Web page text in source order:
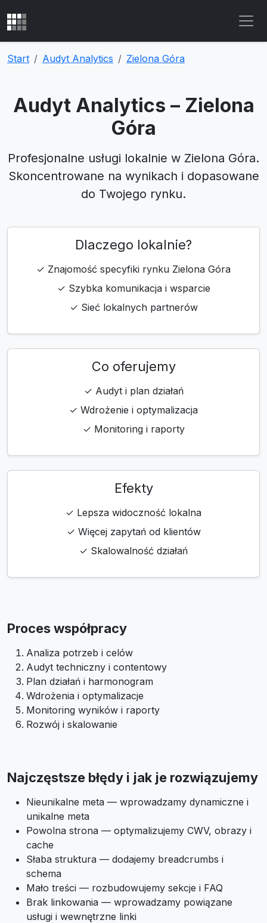
Start Audyt Analytics Zielona Góra
Audyt Analytics – Zielona
Góra
Profesjonalne usługi lokalnie w Zielona Góra.
Skoncentrowane na wynikach i dopasowane
do Twojego rynku.
Dlaczego lokalnie?
✓ Znajomość specyfiki rynku Zielona Góra
✓ Szybka komunikacja i wsparcie
✓ Sieć lokalnych partnerów
Co oferujemy
✓ Audyt i plan działań
✓ Wdrożenie i optymalizacja
✓ Monitoring i raporty
Efekty
✓ Lepsza widoczność lokalna
✓ Więcej zapytań od klientów
✓ Skalowalność działań
Proces współpracy
Analiza potrzeb i celów
Audyt techniczny i contentowy
Plan działań i harmonogram
Wdrożenia i optymalizacje
Monitoring wyników i raporty
Rozwój i skalowanie
Najczęstsze błędy i jak je rozwiązujemy
Nieunikalne meta — wprowadzamy dynamiczne i
unikalne meta
Powolna strona — optymalizujemy CWV, obrazy i
cache
Słaba struktura — dodajemy breadcrumbs i
schema
Mało treści — rozbudowujemy sekcje i FAQ
Brak linkowania — wprowadzamy powiązane
usługi i wewnętrzne linki